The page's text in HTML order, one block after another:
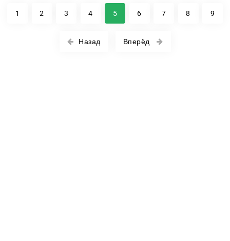
Назад
1 2 3 4 5 6 7 8 9
Вперёд